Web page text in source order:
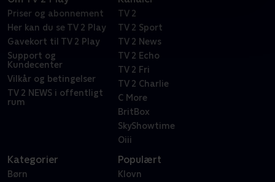
Priser og abonnement
Her kan du se TV 2 Play
Gavekort til TV 2 Play
Support og
Kundecenter
Vilkår og betingelser
TV 2 NEWS i offentligt
rum
TV 2
TV 2 Sport
TV 2 News
TV 2 Echo
TV 2 Fri
TV 2 Charlie
C More
BritBox
SkyShowtime
Oiii
Kategorier
Børn
Populært
Klovn